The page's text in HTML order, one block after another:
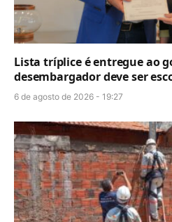
Lista tríplice é entregue ao
desembargador deve ser
6 de agosto de 2026 - 19:27